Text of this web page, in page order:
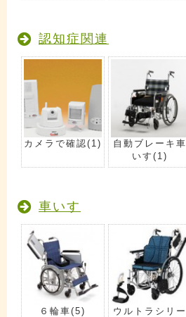
認知症関連
カメラで確認(1)
自動ブレーキ車
いす (1)
車いす
６輪車(5)
ウルトラシリー